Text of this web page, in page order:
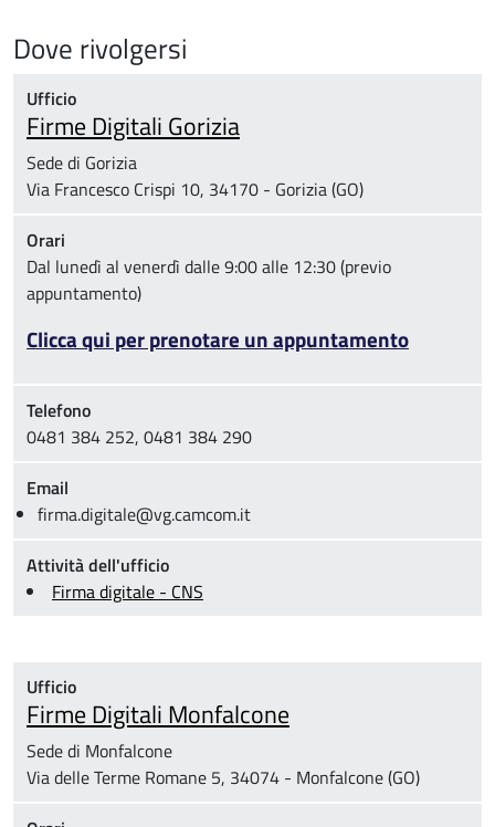
Dove rivolgersi
Ufficio
Firme Digitali Gorizia
Sede di Gorizia
Via Francesco Crispi 10, 34170 - Gorizia (GO)
Orari
Dal lunedì al venerdì dalle 9:00 alle 12:30 (previo
appuntamento)
Clicca qui per prenotare un appuntamento
Telefono
0481 384 252, 0481 384 290
Email
firma.digitale@vg.camcom.it
Attività dell'ufficio
Firma digitale - CNS
Ufficio
Firme Digitali Monfalcone
Sede di Monfalcone
Via delle Terme Romane 5, 34074 - Monfalcone (GO)